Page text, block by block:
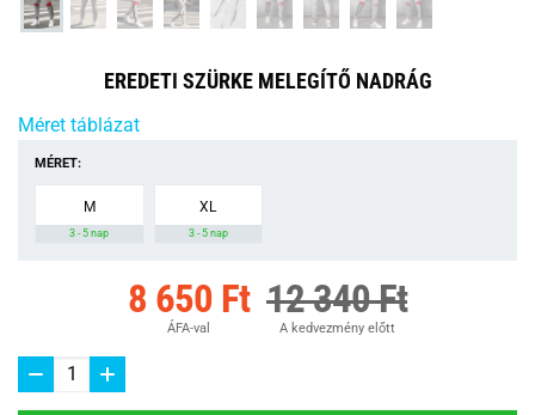
EREDETI SZÜRKE MELEGÍTŐ NADRÁG
Méret táblázat
MÉRET:
M
3 - 5 nap
XL
3 - 5 nap
8 650 Ft
ÁFA-val
12 340 Ft
A kedvezmény előtt